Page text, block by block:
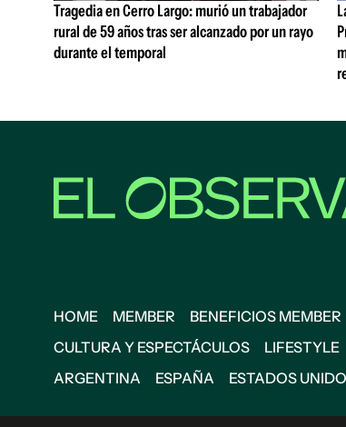
Tragedia en Cerro Largo: murió un trabajador
rural de 59 años tras ser alcanzado por un rayo
durante el temporal
HOME MEMBER BENEFICIOS MEMBER
CULTURA Y ESPECTÁCULOS
LIFESTYLE
ARGENTINA
ESPAÑA ESTADOS